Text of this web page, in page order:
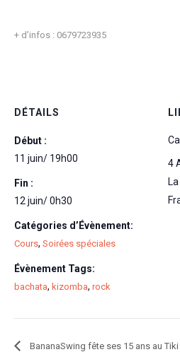
+ d’infos : 0679723935
DÉTAILS
Début :
11 juin/ 19h00
Fin :
12 juin/ 0h30
Catégories d’Évènement:
Cours, Soirées spéciales
Évènement Tags:
bachata, kizomba, rock
4
BananaSwing fête ses 15 ans au